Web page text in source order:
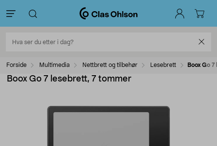
Forside Multimedia Nettbrett og tilbehør Lesebrett Boox Go
Boox Go 7 lesebrett, 7 tommer